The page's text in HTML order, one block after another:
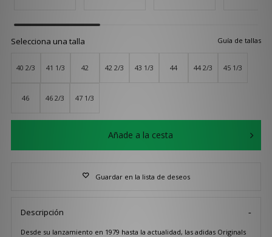
Guía de tallas
Selecciona una talla
40 2/3 41 1/3 42 42 2/3 43 1/3 44 44 2/3 45 1/3
46 46 2/3 47 1/3
Añade a la cesta
Guardar en la lista de deseos
Descripción
Desde su lanzamiento en 1979 hasta la actualidad, las adidas Originals